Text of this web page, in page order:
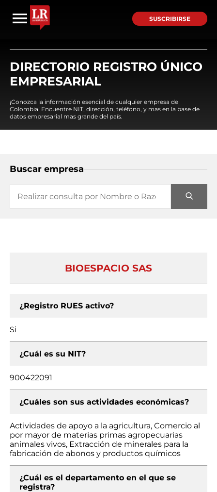
SUSCRIBIRSE
DIRECTORIO REGISTRO ÚNICO
EMPRESARIAL
¡Conozca la información esencial de cualquier empresa de
Colombia! Encuentre NIT, dirección, teléfono, y mas en la base de
datos empresarial mas grande del país.
Buscar empresa
BIOESPACIO SAS
¿Registro RUES activo?
Si
¿Cuál es su NIT?
900422091
¿Cuáles son sus actividades económicas?
Actividades de apoyo a la agricultura, Comercio al
por mayor de materias primas agropecuarias
animales vivos, Extracción de minerales para la
fabricación de abonos y productos químicos
¿Cuál es el departamento en el que se
registra?